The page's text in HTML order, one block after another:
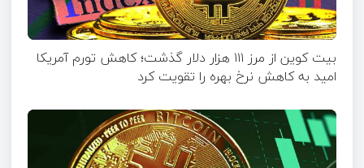
بیت کوین از مرز ۱۱۱ هزار دلار گذشت؛ کاهش تورم آمریکا
امید به کاهش نرخ بهره را تقویت کرد